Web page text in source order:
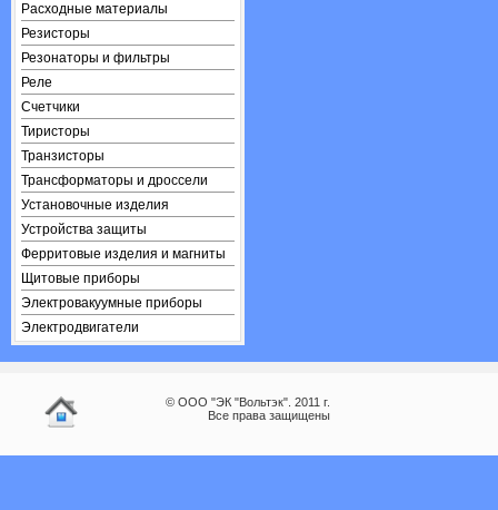
Расходные материалы
Резисторы
Резонаторы и фильтры
Реле
Счетчики
Тиристоры
Транзисторы
Трансформаторы и дроссели
Установочные изделия
Устройства защиты
Ферритовые изделия и магниты
Щитовые приборы
Электровакуумные приборы
Электродвигатели
© ООО "ЭК "Вольтэк". 2011 г.
Все права защищены